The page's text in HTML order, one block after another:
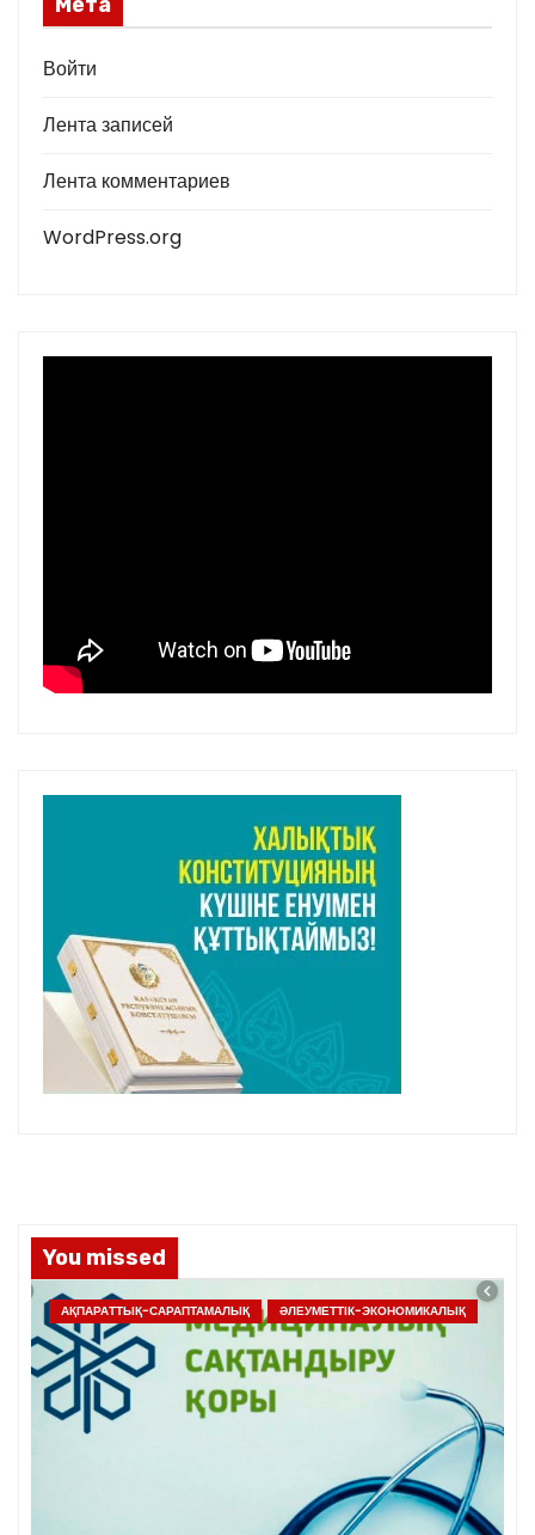
Мета
Войти
Лента записей
Лента комментариев
WordPress.org
You missed
АҚПАРАТТЫҚ-САРАПТАМАЛЫҚ ӘЛЕУМЕТТІК-ЭКОНОМИКАЛЫҚ